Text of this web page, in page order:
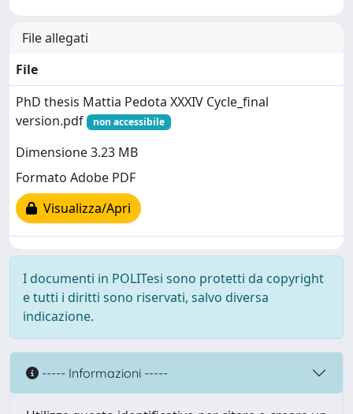
File allegati
File
PhD thesis Mattia Pedota XXXIV Cycle_final
version.pdf
non accessibile
Dimensione 3.23 MB
Formato Adobe PDF
Visualizza/Apri
I documenti in POLITesi sono protetti da copyright
e tutti i diritti sono riservati, salvo diversa
indicazione.
----- Informazioni -----